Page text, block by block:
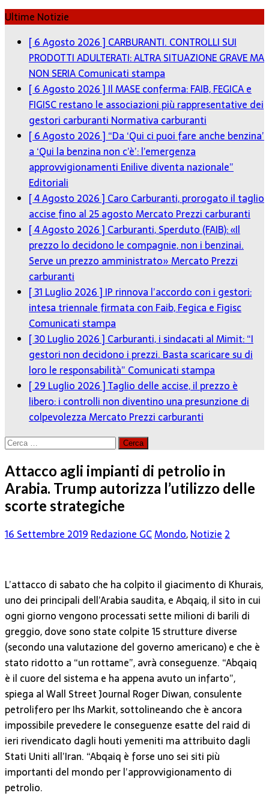
Ultime Notizie
[ 6 Agosto 2026 ] CARBURANTI. CONTROLLI SUI
PRODOTTI ADULTERATI: ALTRA SITUAZIONE GRAVE MA
NON SERIAComunicati stampa
[ 6 Agosto 2026 ] Il MASE conferma: FAIB, FEGICA e
FIGISC restano le associazioni più rappresentative dei
gestori carburanti Normativa carburanti
[ 6 Agosto 2026 ] “Da ‘Qui ci puoi fare anche benzina’
a ‘Qui la benzina non c’è’: l’emergenza
approvvigionamenti Enilive diventa nazionale”
Editoriali
[ 4 Agosto 2026 ] Caro Carburanti, prorogato il taglio
accise fino al 25 agostoMercato Prezzi carburanti
[ 4 Agosto 2026 ] Carburanti, Sperduto (FAIB): «Il
prezzo lo decidono le compagnie, non i benzinai.
Serve un prezzo amministrato»Mercato Prezzi
carburanti
[ 31 Luglio 2026 ] IP rinnova l’accordo con i gestori:
intesa triennale firmata con Faib, Fegica e Figisc
Comunicati stampa
[ 30 Luglio 2026 ] Carburanti, i sindacati al Mimit: “I
gestori non decidono i prezzi. Basta scaricare su di
loro le responsabilità” Comunicati stampa
[ 29 Luglio 2026 ]Taglio delle accise, il prezzo è
libero: i controlli non diventino una presunzione di
colpevolezzaMercato Prezzi carburanti
Ricerca
Attacco agli impianti di petrolio in
Arabia. Trump autorizza l’utilizzo delle
scorte strategiche
16 Settembre 2019 Redazione GCMondo,Notizie 2
L’attacco di sabato che ha colpito il giacimento di Khurais,
uno dei principali dell’Arabia saudita, e Abqaiq, il sito in cui
ogni giorno vengono processati sette milioni di barili di
greggio, dove sono state colpite 15 strutture diverse
(secondo una valutazione del governo americano) e che è
stato ridotto a “un rottame”, avrà conseguenze. “Abqaiq
è il cuore del sistema e ha appena avuto un infarto”,
spiega al Wall Street Journal Roger Diwan, consulente
petrolifero per Ihs Markit, sottolineando che è ancora
impossibile prevedere le conseguenze esatte del raid di
ieri rivendicato dagli houti yemeniti ma attribuito dagli
Stati Uniti all’Iran. “Abqaiq è forse uno sei siti più
importanti del mondo per l’approvvigionamento di
petrolio.